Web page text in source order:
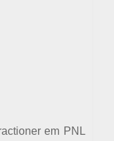
em PNL